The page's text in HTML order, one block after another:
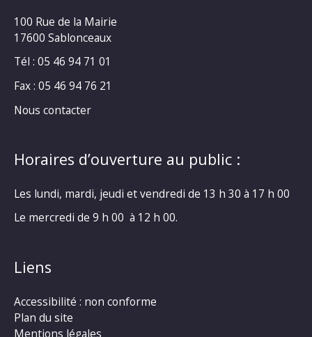
100 Rue de la Mairie
17600 Sablonceaux
Tél : 05 46 94 71 01
Fax : 05 46 94 76 21
Nous contacter
Horaires d’ouverture au public :
Les lundi, mardi, jeudi et vendredi de 13 h 30 à 17 h 00
Le mercredi de 9 h 00 à 12 h 00.
Liens
Accessibilité : non conforme
Plan du site
Mentions légales